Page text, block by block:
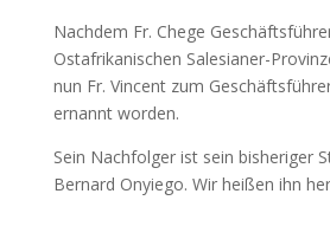
Nachdem Fr. Chege
Ostafrikanischen Salesianer-
nun Fr. Vincent zum
ernannt worden.
Sein Nachfolger ist sein bisheriger
Bernard Onyiego. Wir heißen ihn